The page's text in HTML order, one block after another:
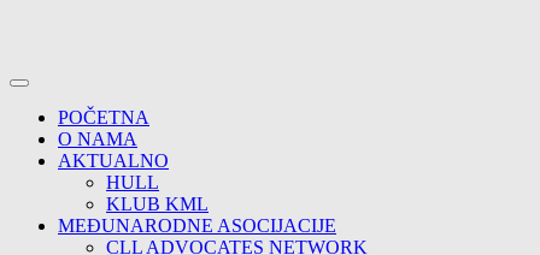
POČETNA
O NAMA
AKTUALNO
HULL
KLUB KML
MEĐUNARODNE ASOCIJACIJE
CLL ADVOCATES NETWORK